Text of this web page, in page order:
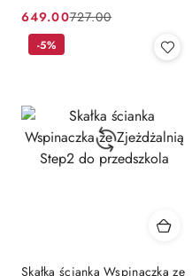
Cena
promocyjna:
649.00
Cena
przed
727.00
Skałka ścianka Wspinaczka ze
-5%